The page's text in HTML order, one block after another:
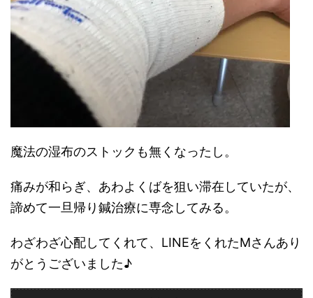
魔法の湿布のストックも無くなったし。
痛みが和らぎ、あわよくばを狙い滞在していたが、
諦めて一旦帰り鍼治療に専念してみる。
わざわざ心配してくれて、LINEをくれたMさんあり
がとうございました♪